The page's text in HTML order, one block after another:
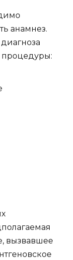
анамнез.
процедуры:
вызвавшее